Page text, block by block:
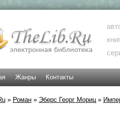
Жанры Контакты
» Роман» Эберс Георг Мориц»